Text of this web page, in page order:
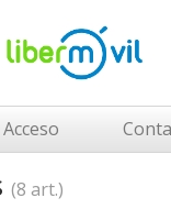
Acceso
(8 art.)